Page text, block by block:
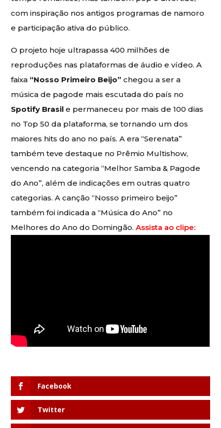
com inspiração nos antigos programas de namoro
e participação ativa do público.
O projeto hoje ultrapassa 400 milhões de
reproduções nas plataformas de áudio e vídeo. A
faixa “Nosso Primeiro Beijo” chegou a ser a
música de pagode mais escutada do país no
Spotify Brasil e permaneceu por mais de 100 dias
no Top 50 da plataforma, se tornando um dos
maiores hits do ano no país. A era “Serenata”
também teve destaque no Prêmio Multishow,
vencendo na categoria “Melhor Samba & Pagode
do Ano”, além de indicações em outras quatro
categorias. A canção “Nosso primeiro beijo”
também foi indicada a “Música do Ano” no
Melhores do Ano do Domingão.Assista ao clipe:
Facebook
Twitter